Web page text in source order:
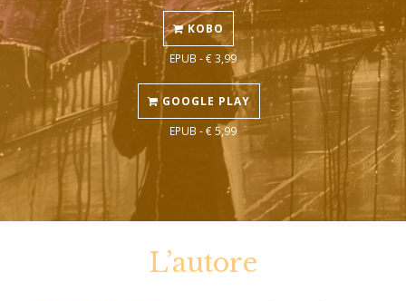
KOBO
EPUB - € 3,99
GOOGLE PLAY
EPUB - € 5,99
L’autore